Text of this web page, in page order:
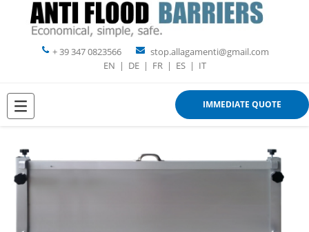
+ 39 347 0823566
stop.allagamenti@gmail.com
EN | DE| FR| ES| IT
IMMEDIATE QUOTE